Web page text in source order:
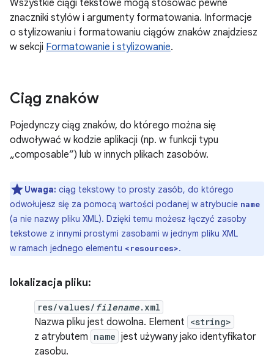
Wszystkie ciągi tekstowe mogą stosować pewne
znaczniki stylów i argumenty formatowania. Informacje
o stylizowaniu i formatowaniu ciągów znaków znajdziesz
w sekcji Formatowanie i stylizowanie.
Ciąg znaków
Pojedynczy ciąg znaków, do którego można się
odwoływać w kodzie aplikacji (np. w funkcji typu
„composable”) lub w innych plikach zasobów.
Uwaga: ciąg tekstowy to prosty zasób, do którego
odwołujesz się za pomocą wartości podanej w atrybucie name
(a nie nazwy pliku XML). Dzięki temu możesz łączyć zasoby
tekstowe z innymi prostymi zasobami w jednym pliku XML
w ramach jednego elementu <resources>.
lokalizacja pliku:
res/values/ filename.xml
Nazwa pliku jest dowolna. Element <string>
z atrybutem name jest używany jako identyfikator
zasobu.